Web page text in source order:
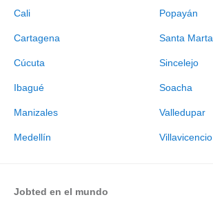
Cali
Cartagena
Cúcuta
Ibagué
Manizales
Medellín
Popayán
Santa Marta
Sincelejo
Soacha
Valledupar
Villavicencio
Jobted en el mundo